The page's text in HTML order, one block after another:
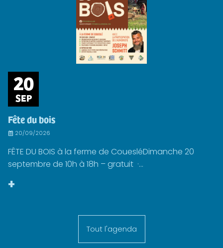
20
SEP
Fête du bois
20/09/2026
FÊTE DU BOIS à la ferme de CouesléDimanche 20
septembre de 10h à 18h – gratuit ·...
+
Tout l'agenda